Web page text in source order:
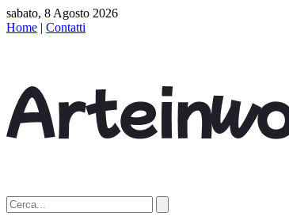
sabato, 8 Agosto 2026
Home | Contatti